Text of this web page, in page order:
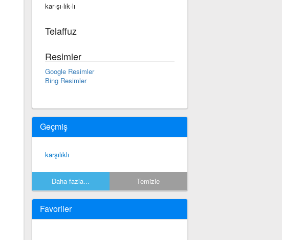
kar·şı·lık·lı
Telaffuz
Resimler
Google Resimler
Bing Resimler
Geçmiş
karşılıklı
Daha fazla... Temizle
Favoriler